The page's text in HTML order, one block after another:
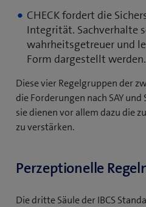
CHECK fordert die
Integrität. Sachverhalte
wahrheitsgetreuer und
Form dargestellt werden.
Diese vier Regelgruppen der
die Forderungen nach SAY und
sie dienen vor allem dazu die
zu verstärken.
Perzeptionelle
Die dritte Säule der IBCS